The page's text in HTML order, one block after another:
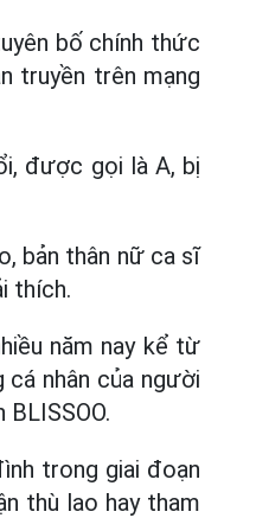
bố chính thức
truyền trên mạng
được gọi là A, bị
bản thân nữ ca sĩ
thích.
năm nay kể từ
nhân của người
trong giai đoạn
thù lao hay tham